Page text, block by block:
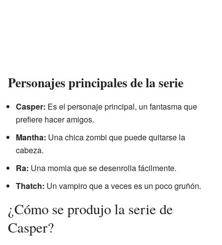
Personajes principales de la serie
Casper: Es el personaje principal, un fantasma que
prefiere hacer amigos.
Mantha: Una chica zombi que puede quitarse la
cabeza.
Ra: Una momia que se desenrolla fácilmente.
Thatch: Un vampiro que a veces es un poco gruñón.
¿Cómo se produjo la serie de
Casper?